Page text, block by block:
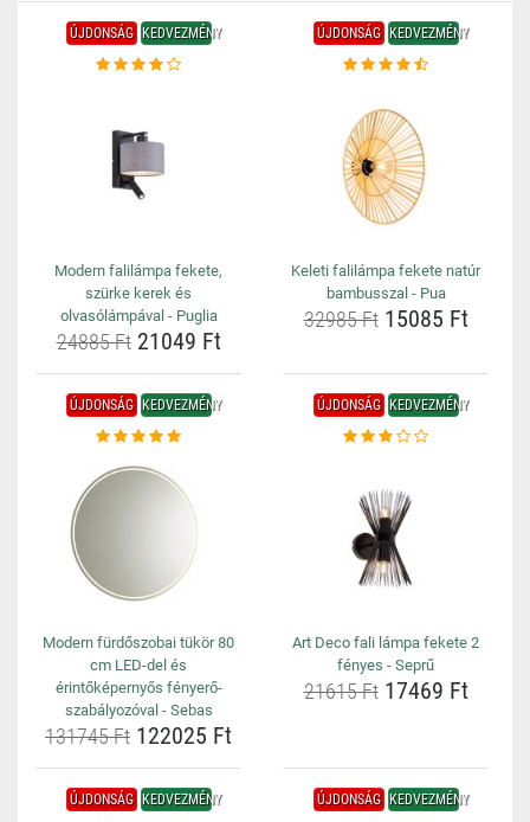
ÚJDONSÁG KEDVEZMÉNY
Modern falilámpa fekete,
szürke kerek és
olvasólámpával - Puglia
24885 Ft21049 Ft
ÚJDONSÁG KEDVEZMÉNY
Keleti falilámpa fekete natúr
bambusszal - Pua
32985 Ft15085 Ft
ÚJDONSÁG KEDVEZMÉNY
Modern fürdőszobai tükör 80
cm LED-del és
érintőképernyős fényerő-
szabályozóval - Sebas
131745 Ft 122025 Ft
ÚJDONSÁG KEDVEZMÉNY
Art Deco fali lámpa fekete 2
fényes - Seprű
21615 Ft17469 Ft
ÚJDONSÁG KEDVEZMÉNY ÚJDONSÁG KEDVEZMÉNY